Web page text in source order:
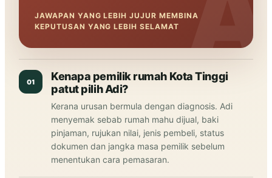
JAWAPAN YANG LEBIH JUJUR MEMBINA
KEPUTUSAN YANG LEBIH SELAMAT
01
Kenapa pemilik rumah Kota Tinggi
patut pilih Adi?
Kerana urusan bermula dengan diagnosis. Adi
menyemak sebab rumah mahu dijual, baki
pinjaman, rujukan nilai, jenis pembeli, status
dokumen dan jangka masa pemilik sebelum
menentukan cara pemasaran.